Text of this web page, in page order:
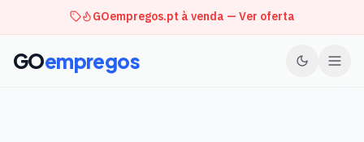
GOempregos.pt à venda — Ver oferta
GOempregos